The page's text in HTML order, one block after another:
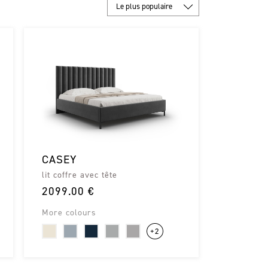
Le plus populaire
CASEY
lit coffre avec tête
2099.00 €
More colours
+2